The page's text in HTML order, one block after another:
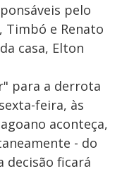
pelo
e Renato
casa, Elton
para a derrota
feira, às
aconteça,
- do
decisão ficará